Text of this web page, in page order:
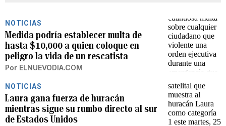
NOTICIAS
Medida podría establecer multa de
hasta $10,000 a quien coloque en
peligro la vida de un rescatista
Por ELNUEVODIA.COM
NOTICIAS
Laura gana fuerza de huracán
mientras sigue su rumbo directo al sur
de Estados Unidos